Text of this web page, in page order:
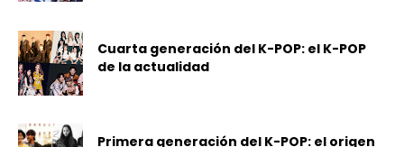
Cuarta generación del K-POP: el K-POP
de la actualidad
Primera generación del K-POP: el origen